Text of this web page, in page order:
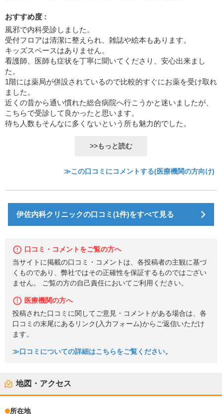
おすすめ度 :
風邪で内科受診しました。
受付フロアは清潔に整えられ、雑誌や絵本もあります。
キッズスペースはありません。
看護師、医師も症状を丁寧に聞いてくださり、安心出来まし
た。
1階には薬局が併設されているので比較的すぐにお薬を受け取れ
ました。
近くの昔から通い慣れた総合病院へ行こうかと迷いましたが、
こちらで受診して良かったと思います。
待ち人数もそんなに多くないという所も魅力的でした。
>>もっと読む
≫この口コミにコメントする(医療機関の方向け)
伊佐内科クリニックの口コミ(1件)をすべて見る
口コミ・コメントをご覧の方へ
当サイトに掲載の口コミ・コメントは、各投稿者の主観に基づ
くものであり、弊社ではその正確性を保証するものではござい
ません。 ご覧の方の自己責任においてご利用ください。
医療機関の方へ
投稿された口コミに関してご意見・コメントがある場合は、各
口コミの末尾にあるリンク(入力フォーム)からご返信いただけ
ます。
≫口コミについての詳細はこちらをご覧ください。
地図・アクセス
所在地